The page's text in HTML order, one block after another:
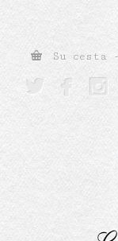
Su cesta -
  